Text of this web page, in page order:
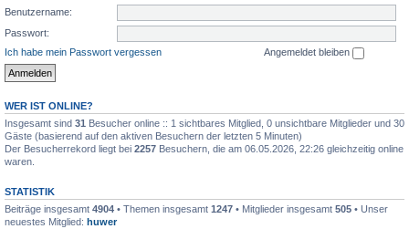
Benutzername:
Passwort:
Ich habe mein Passwort vergessen
Angemeldet bleiben
WER IST ONLINE?
Insgesamt sind 31 Besucher online :: 1 sichtbares Mitglied, 0 unsichtbare Mitglieder und 30
Gäste (basierend auf den aktiven Besuchern der letzten 5 Minuten)
Der Besucherrekord liegt bei 2257 Besuchern, die am 06.05.2026, 22:26 gleichzeitig online
waren.
STATISTIK
Beiträge insgesamt 4904 • Themen insgesamt 1247 • Mitglieder insgesamt 505 • Unser
neuestes Mitglied: huwer